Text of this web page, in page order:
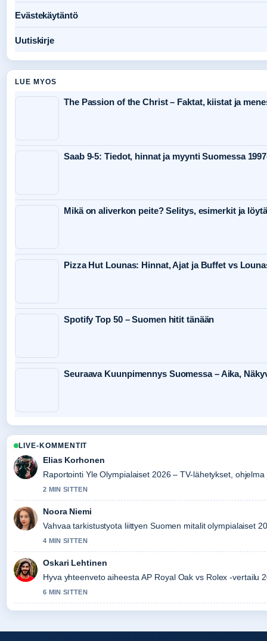
Evästekäytäntö
Uutiskirje
LUE MYOS
The Passion of the Christ – Faktat, kiistat ja
Saab 9-5: Tiedot, hinnat ja myynti Suomessa
Mikä on aliverkon peite? Selitys, esimerkit ja
Pizza Hut Lounas: Hinnat, Ajat ja Buffet vs
Spotify Top 50 – Suomen hitit tänään
Seuraava Kuunpimennys Suomessa – Aika,
LIVE-KOMMENTIT
Elias Korhonen
Raportointi Yle Olympialaiset 2026 – TV-lähetykset,
2 MIN SITTEN
Noora Niemi
Vahvaa tarkistustyota liittyen Suomen mitalit olympialaiset
4 MIN SITTEN
Oskari Lehtinen
Hyva yhteenveto aiheesta AP Royal Oak vs Rolex -
6 MIN SITTEN